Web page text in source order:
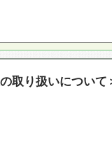
取り扱いについて